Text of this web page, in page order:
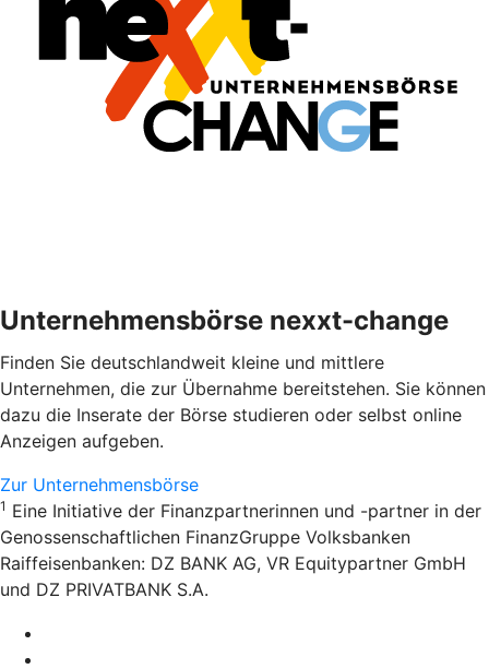
Unternehmensbörse nexxt-change
Finden Sie deutschlandweit kleine und mittlere
Unternehmen, die zur Übernahme bereitstehen. Sie können
dazu die Inserate der Börse studieren oder selbst online
Anzeigen aufgeben.
Zur Unternehmensbörse
1 Eine Initiative der Finanzpartnerinnen und -partner in der
Genossenschaftlichen FinanzGruppe Volksbanken
Raiffeisenbanken: DZ BANK AG, VR Equitypartner GmbH
und DZ PRIVATBANK S.A.